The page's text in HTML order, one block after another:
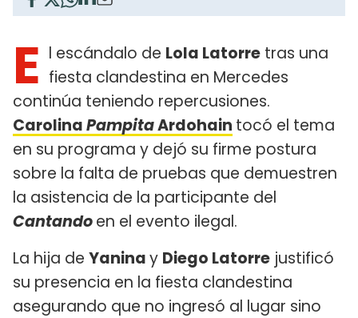
E l escándalo de Lola Latorre tras una
fiesta clandestina en Mercedes
continúa teniendo repercusiones.
CarolinaPampitaArdohain tocó el tema
en su programa y dejó su firme postura
sobre la falta de pruebas que demuestren
la asistencia de la participante del
Cantandoen el evento ilegal.
La hija de Yaninay Diego Latorre justificó
su presencia en la fiesta clandestina
asegurando que no ingresó al lugar sino